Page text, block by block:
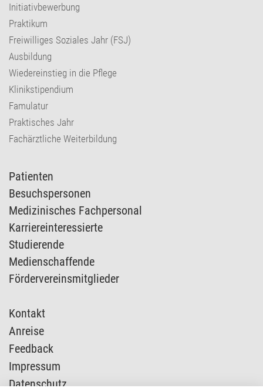
Initiativbewerbung
Praktikum
Freiwilliges Soziales Jahr (FSJ)
Ausbildung
Wiedereinstieg in die Pflege
Klinikstipendium
Famulatur
Praktisches Jahr
Fachärztliche Weiterbildung
Patienten
Besuchspersonen
Medizinisches Fachpersonal
Karriereinteressierte
Studierende
Medienschaffende
Fördervereinsmitglieder
Kontakt
Anreise
Feedback
Impressum
Datenschutz